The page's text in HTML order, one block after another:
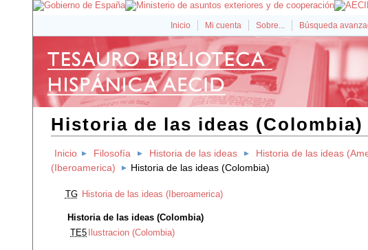
Inicio Mi cuenta Sobre... Búsqueda
Historia de las ideas (Colombia)
Inicio Filosofía Historia de las ideas Historia de las ideas
(Iberoamerica)
Historia de las ideas (Colombia)
TG Historia de las ideas (Iberoamerica)
Historia de las ideas (Colombia)
TE5 Ilustracion (Colombia)